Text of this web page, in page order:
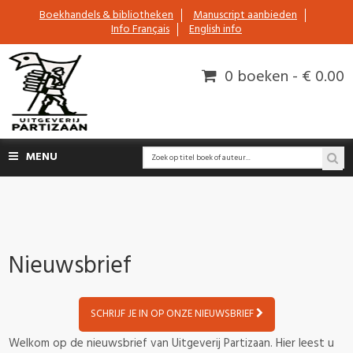
Boekhandels & bibliotheken Manuscript aanbieden
Info Français English info
0 boeken - € 0.00
MENU
Nieuwsbrief
SCHRIJF JE IN OP ONZE NIEUWSBRIEF
Welkom op de nieuwsbrief van Uitgeverij Partizaan. Hier leest u